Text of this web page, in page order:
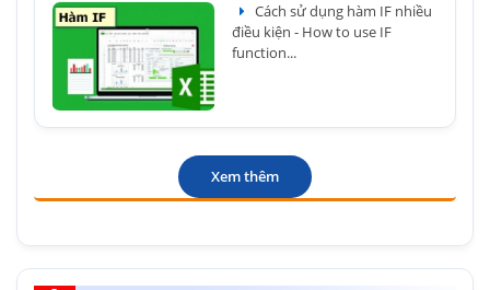
Cách sử dụng hàm IF nhiều
điều kiện - How to use IF
function...
Xem thêm